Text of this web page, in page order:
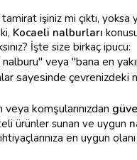
işiniz mi çıktı,
Kocaeli nalburları
İşte size birkaç ipucu:
veya "bana en
sayesinde çevrenizdeki
komşularınızdan
ürünler sunan ve uygun
ihtiyaçlarınıza en uygun